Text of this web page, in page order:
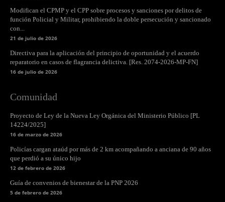
Modifican el CPMP y el CPP sobre procesos y sanciones por delitos de
función Policial y Militar, prohibiendo la doble persecución y sancionado
con...
21 de julio de 2026
Directiva para la aplicación del principio de oportunidad y el acuerdo
reparatorio en casos de flagrancia delictiva. [Res. 2074-2026-MP-FN]
16 de julio de 2026
Comunidad
Proyecto de Ley de la Nueva Ley Orgánica del Ministerio Público [PL
14224/2025]
16 de marzo de 2026
Policías cargan ataúd por más de 2 km acompañando a anciana de 90 años
que perdió a su único hijo
12 de febrero de 2026
Guía de convenios de bienestar de la PNP 2026
5 de febrero de 2026